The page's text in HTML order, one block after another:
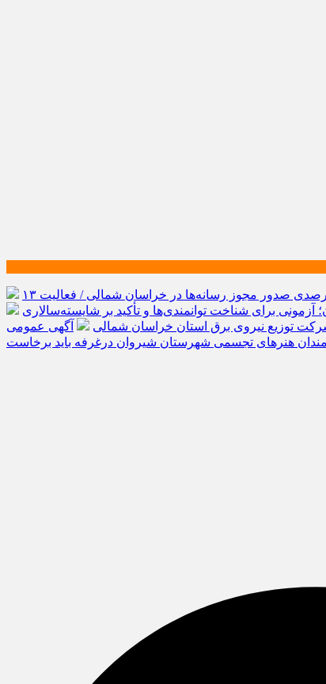
رشد ۲۱ درصدی صدور مجوز رسانه‌ها در خراسان شمالی / فعالیت ۱۳
برای شناخت توانمندی‌ها و تأکید بر شایسته‌سالاری
توزیع نیروی برق استان خراسان شمالی
آگهی عمومی
هنرهای تجسمی شهرستان شیروان درغرفه باید برخاست